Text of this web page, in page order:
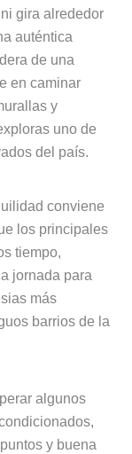
gira alrededor
auténtica
de una
en caminar
y
uno de
del país.
conviene
los principales
tiempo,
jornada para
más
barrios de la
algunos
y buena